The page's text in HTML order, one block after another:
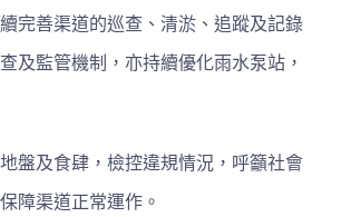
完善渠道的巡查、清淤、追蹤及記錄
及監管機制，亦持續優化雨水泵站，
盤及食肆，檢控違規情況，呼籲社會
障渠道正常運作。